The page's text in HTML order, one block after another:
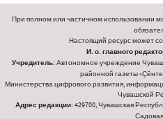
При полном или частичном использовании
Настоящий ресурс может
И. о. главного
Учредитель:Автономное учреждение
районной газеты
Министерства цифрового развития,
Чувашской
Адрес редакции:429700, Чувашская